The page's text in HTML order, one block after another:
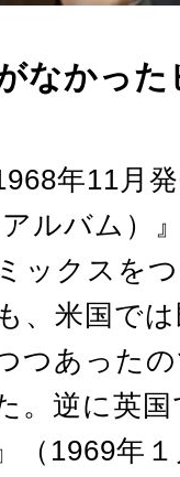
なかった
年11月
ルバム）
ックスを
、米国で
つあった
。逆に英
（1969年